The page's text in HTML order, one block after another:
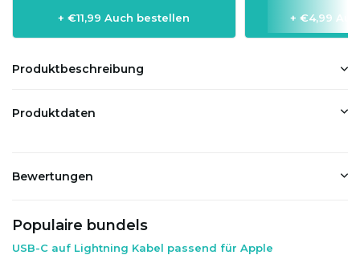
+ €11,99 Auch bestellen + €4,99
Produktbeschreibung
Produktdaten
Bewertungen
Populaire bundels
USB-C auf Lightning Kabel passend für Apple